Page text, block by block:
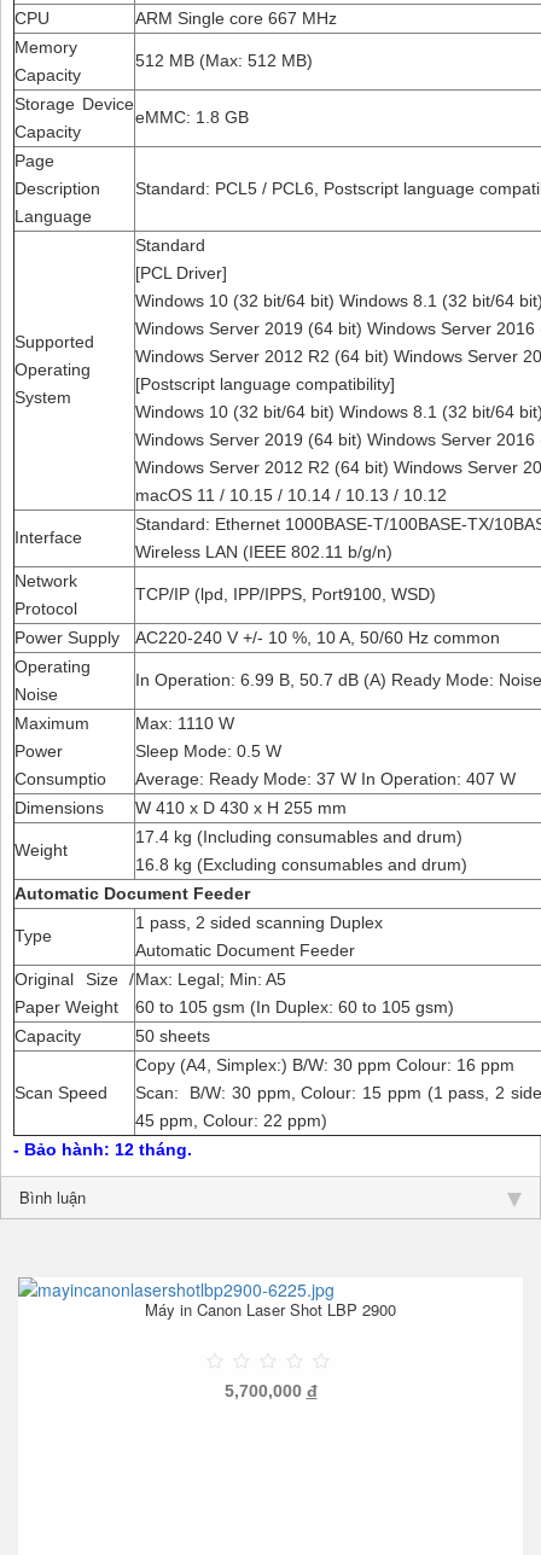
CPU
ARM Single core 667 MHz
Memory
Capacity
512 MB (Max: 512 MB)
Storage Device
Capacity
eMMC: 1.8 GB
Page
Description
Language
Standard: PCL5 / PCL6, Postscript language
Supported
Operating
System
Standard
[PCL Driver]
Windows 10 (32 bit/64 bit) Windows 8.1 (32 bit/64
Windows Server 2019 (64 bit) Windows Server 2016
Windows Server 2012 R2 (64 bit) Windows Server
[Postscript language compatibility]
Windows 10 (32 bit/64 bit) Windows 8.1 (32 bit/64
Windows Server 2019 (64 bit) Windows Server 2016
Windows Server 2012 R2 (64 bit) Windows Server
macOS 11 / 10.15 / 10.14 / 10.13 / 10.12
Interface
Standard: Ethernet 1000BASE-T/100BASE-TX/
Wireless LAN (IEEE 802.11 b/g/n)
Network
Protocol
TCP/IP (lpd, IPP/IPPS, Port9100, WSD)
Power Supply
AC220-240 V +/- 10 %, 10 A, 50/60 Hz common
Operating
Noise
In Operation: 6.99 B, 50.7 dB (A) Ready Mode:
Maximum
Power
Consumptio
Max: 1110 W
Sleep Mode: 0.5 W
Average: Ready Mode: 37 W In Operation: 407 W
Dimensions
W 410 x D 430 x H 255 mm
Weight
17.4 kg (Including consumables and drum)
16.8 kg (Excluding consumables and drum)
Automatic Document Feeder
Type
1 pass, 2 sided scanning Duplex
Automatic Document Feeder
Original Size /
Paper Weight
Max: Legal; Min: A5
60 to 105 gsm (In Duplex: 60 to 105 gsm)
Capacity
50 sheets
Scan Speed
Copy (A4, Simplex:) B/W: 30 ppm Colour: 16 ppm
Scan: B/W: 30 ppm, Colour: 15 ppm (1 pass, 2
45 ppm, Colour: 22 ppm)
- Bảo hành: 12 tháng.
Bình luận
Máy in Canon Laser Shot LBP 2900
5,700,000 đ